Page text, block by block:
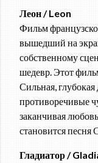
Леон / Leon
Фильм
вышедший на
собственному
шедевр. Этот
Сильная,
противоречивые
заканчивая
становится песня
Гладиатор /